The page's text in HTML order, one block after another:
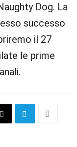
Dog. La
successo
il 27
le prime